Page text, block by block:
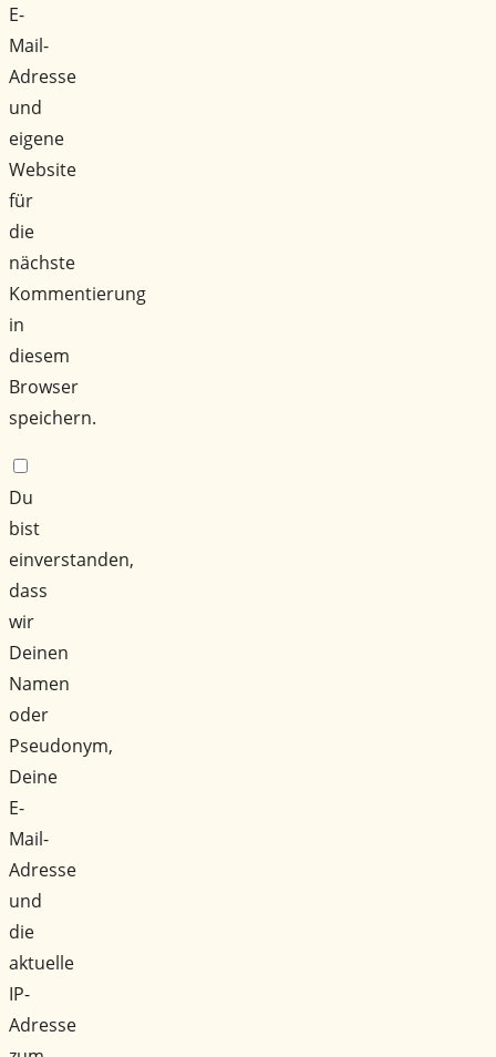
E-
Mail-
Adresse
und
eigene
Website
für
die
nächste
Kommentierung
in
diesem
Browser
speichern.
Du
bist
einverstanden,
dass
wir
Deinen
Namen
oder
Pseudonym,
Deine
E-
Mail-
Adresse
und
die
aktuelle
IP-
Adresse